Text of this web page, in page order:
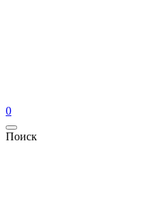
0
Поиск